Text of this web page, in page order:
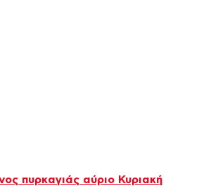
πυρκαγιάς αύριο Κυριακή